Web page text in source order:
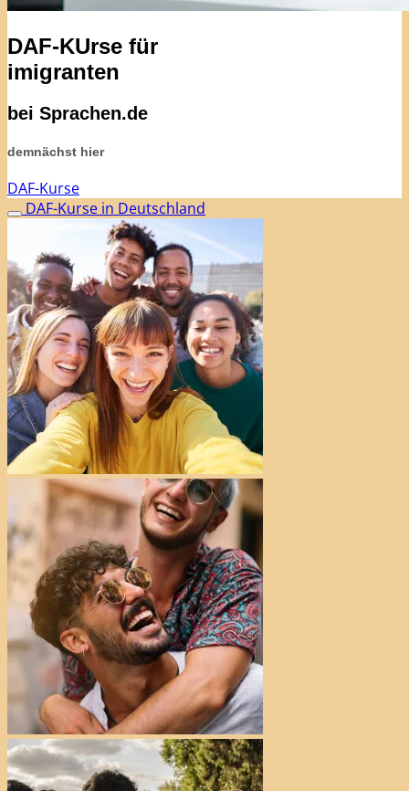
DAF-KUrse für
imigranten
bei Sprachen.de
demnächst hier
DAF-Kurse
DAF-Kurse in Deutschland